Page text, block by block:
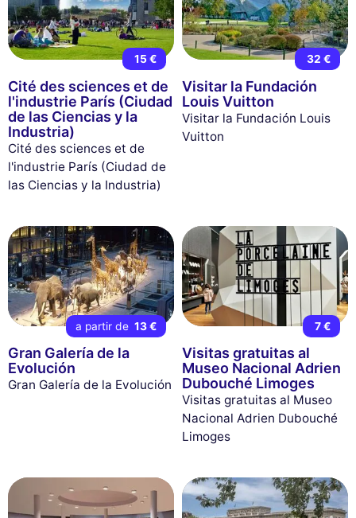
15 €
Cité des sciences et de
l'industrie París (Ciudad
de las Ciencias y la
Industria)
Cité des sciences et de
l'industrie París (Ciudad de
las Ciencias y la Industria)
32 €
Visitar la Fundación
Louis Vuitton
Visitar la Fundación Louis
Vuitton
a partir de 13 €
Gran Galería de la
Evolución
Gran Galería de la Evolución
7 €
Visitas gratuitas al
Museo Nacional Adrien
Dubouché Limoges
Visitas gratuitas al Museo
Nacional Adrien Dubouché
Limoges